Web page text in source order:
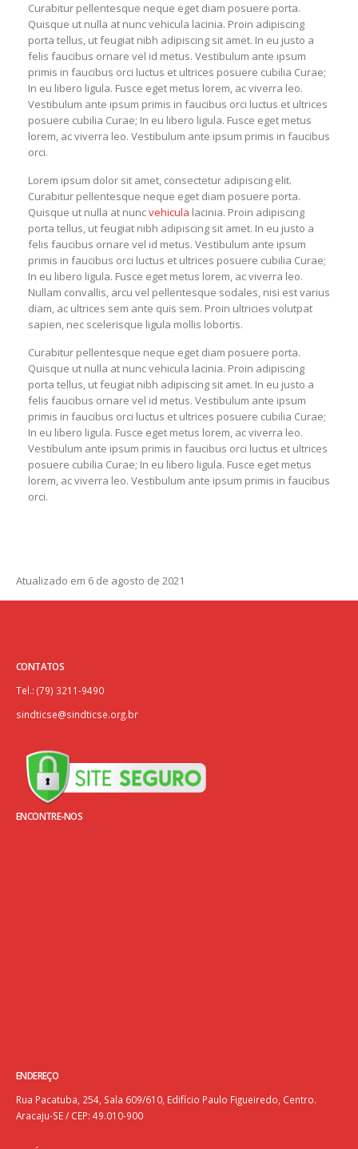
Curabitur pellentesque neque eget diam posuere porta.
Quisque ut nulla at nunc vehicula lacinia. Proin adipiscing
porta tellus, ut feugiat nibh adipiscing sit amet. In eu justo a
felis faucibus ornare vel id metus. Vestibulum ante ipsum
primis in faucibus orci luctus et ultrices posuere cubilia Curae;
In eu libero ligula. Fusce eget metus lorem, ac viverra leo.
Vestibulum ante ipsum primis in faucibus orci luctus et ultrices
posuere cubilia Curae; In eu libero ligula. Fusce eget metus
lorem, ac viverra leo. Vestibulum ante ipsum primis in faucibus
orci.
Lorem ipsum dolor sit amet, consectetur adipiscing elit.
Curabitur pellentesque neque eget diam posuere porta.
Quisque ut nulla at nuncvehicula lacinia. Proin adipiscing
porta tellus, ut feugiat nibh adipiscing sit amet. In eu justo a
felis faucibus ornare vel id metus. Vestibulum ante ipsum
primis in faucibus orci luctus et ultrices posuere cubilia Curae;
In eu libero ligula. Fusce eget metus lorem, ac viverra leo.
Nullam convallis, arcu vel pellentesque sodales, nisi est varius
diam, ac ultrices sem ante quis sem. Proin ultricies volutpat
sapien, nec scelerisque ligula mollis lobortis.
Curabitur pellentesque neque eget diam posuere porta.
Quisque ut nulla at nunc vehicula lacinia. Proin adipiscing
porta tellus, ut feugiat nibh adipiscing sit amet. In eu justo a
felis faucibus ornare vel id metus. Vestibulum ante ipsum
primis in faucibus orci luctus et ultrices posuere cubilia Curae;
In eu libero ligula. Fusce eget metus lorem, ac viverra leo.
Vestibulum ante ipsum primis in faucibus orci luctus et ultrices
posuere cubilia Curae; In eu libero ligula. Fusce eget metus
lorem, ac viverra leo. Vestibulum ante ipsum primis in faucibus
orci.
Atualizado em 6 de agosto de 2021
CONTATOS
Tel.: (79) 3211-9490
sindticse@sindticse.org.br
ENCONTRE-NOS
ENDEREÇO
Rua Pacatuba, 254, Sala 609/610, Edifício Paulo Figueiredo, Centro.
Aracaju-SE / CEP: 49.010-900